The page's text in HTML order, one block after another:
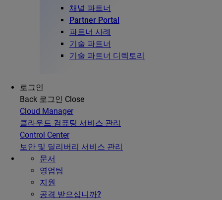
채널 파트너
Partner Portal
파트너 사례
기술 파트너
기술 파트너 디렉토리
로그인
Back 로그인 Close
Cloud Manager
클라우드 컴퓨팅 서비스 관리
Control Center
보안 및 딜리버리 서비스 관리
문서
영업팀
지원
공격 받으십니까?